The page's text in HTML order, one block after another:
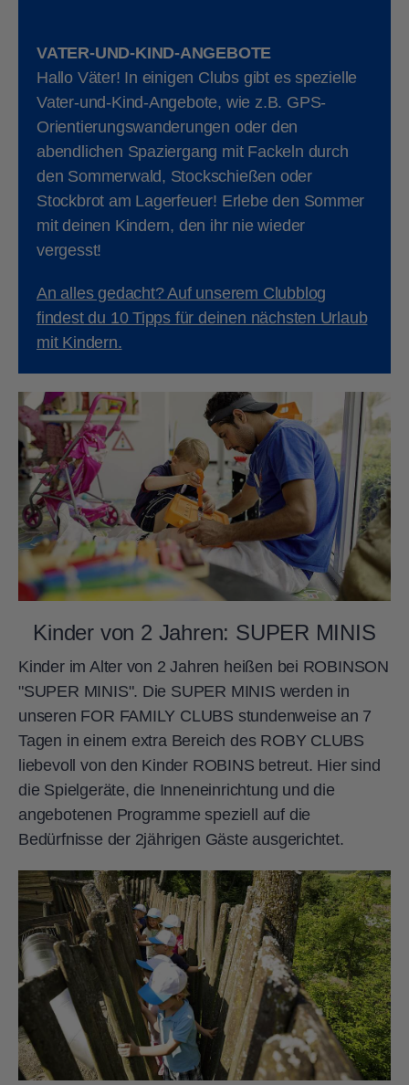
VATER-UND-KIND-ANGEBOTE
Hallo Väter! In einigen Clubs gibt es spezielle
Vater-und-Kind-Angebote, wie z.B. GPS-
Orientierungswanderungen oder den
abendlichen Spaziergang mit Fackeln durch
den Sommerwald, Stockschießen oder
Stockbrot am Lagerfeuer! Erlebe den Sommer
mit deinen Kindern, den ihr nie wieder
vergesst!
An alles gedacht? Auf unserem Clubblog
findest du 10 Tipps für deinen nächsten Urlaub
mit Kindern.
Kinder von 2 Jahren: SUPER MINIS
Kinder im Alter von 2 Jahren heißen bei ROBINSON
"SUPER MINIS". Die SUPER MINIS werden in
unseren FOR FAMILY CLUBS stundenweise an 7
Tagen in einem extra Bereich des ROBY CLUBS
liebevoll von den Kinder ROBINS betreut. Hier sind
die Spielgeräte, die Inneneinrichtung und die
angebotenen Programme speziell auf die
Bedürfnisse der 2jährigen Gäste ausgerichtet.